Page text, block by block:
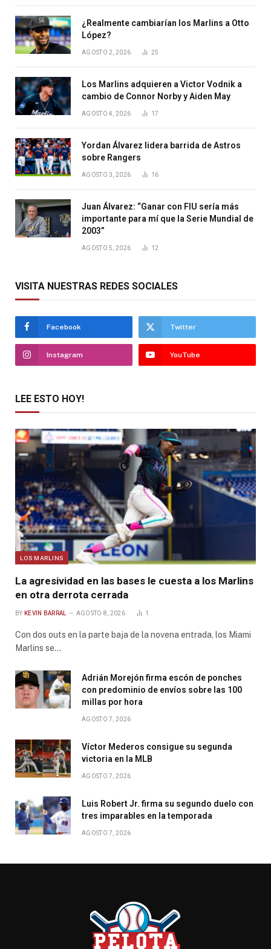
¿Realmente cambiarían los Marlins a Otto
López?
AGOSTO 2, 2026 25
Los Marlins adquieren a Victor Vodnik a
cambio de Connor Norby y Aiden May
AGOSTO 4, 2026 17
Yordan Álvarez lidera barrida de Astros
sobre Rangers
AGOSTO 3, 2026 16
Juan Álvarez: “Ganar con FIU sería más
importante para mí que la Serie Mundial de
2003”
AGOSTO 5, 2026 12
VISITA NUESTRAS REDES SOCIALES
Facebook Twitter
Instagram YouTube
LEE ESTO HOY!
LOS MARLINS
La agresividad en las bases le cuesta a los Marlins
en otra derrota cerrada
BY KEVIN BARRAL AGOSTO 8, 2026 1
Con dos outs en la parte baja de la novena entrada, los Miami
Marlins se…
Adrián Morejón firma escón de ponches
con predominio de envíos sobre las 100
millas por hora
AGOSTO 7, 2026
Víctor Mederos consigue su segunda
victoria en la MLB
AGOSTO 7, 2026
Luis Robert Jr. firma su segundo duelo con
tres imparables en la temporada
AGOSTO 7, 2026